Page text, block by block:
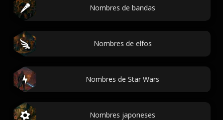
Nombres de bandas
Nombres de elfos
Nombres de Star Wars
Nombres japoneses